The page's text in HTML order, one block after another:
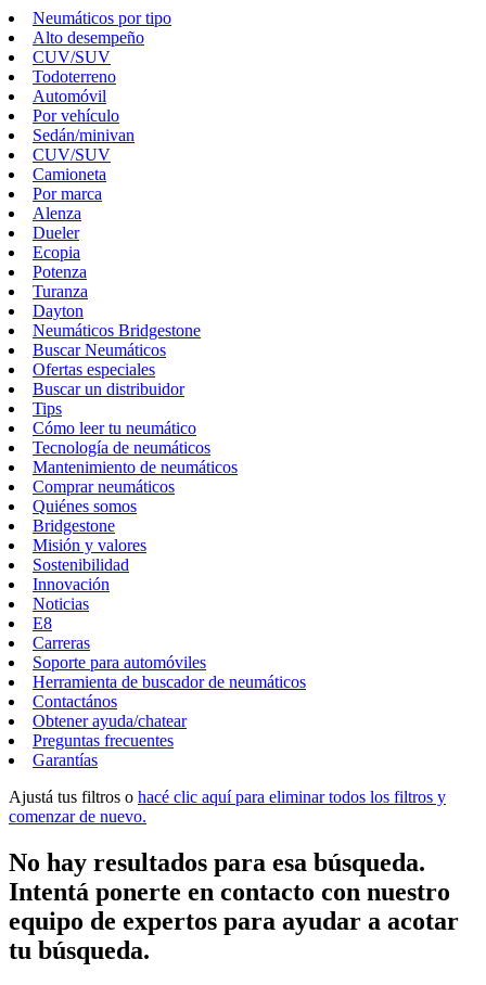
Neumáticos por tipo
Alto desempeño
CUV/SUV
Todoterreno
Automóvil
Por vehículo
Sedán/minivan
CUV/SUV
Camioneta
Por marca
Alenza
Dueler
Ecopia
Potenza
Turanza
Dayton
Neumáticos Bridgestone
Buscar Neumáticos
Ofertas especiales
Buscar un distribuidor
Tips
Cómo leer tu neumático
Tecnología de neumáticos
Mantenimiento de neumáticos
Comprar neumáticos
Quiénes somos
Bridgestone
Misión y valores
Sostenibilidad
Innovación
Noticias
E8
Carreras
Soporte para automóviles
Herramienta de buscador de neumáticos
Contactános
Obtener ayuda/chatear
Preguntas frecuentes
Garantías
Ajustá tus filtros o hacé clic aquí para eliminar todos los filtros y
comenzar de nuevo.
No hay resultados para esa búsqueda.
Intentá ponerte en contacto con nuestro
equipo de expertos para ayudar a acotar
tu búsqueda.